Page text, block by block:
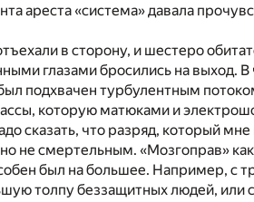
ареста «система» давала
в сторону, и шестеро
глазами бросились на выход.
подхвачен турбулентным
которую матюками и
сказать, что разряд, который мне
не смертельным. «Мозгоправ»
был на большее. Например, с
толпу беззащитных людей,